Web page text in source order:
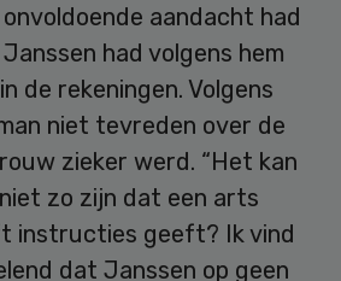
aandacht had
had volgens hem
de rekeningen. Volgens
niet tevreden over de
zieker werd. “Het kan
zo zijn dat een arts
instructies geeft? Ik vind
dat Janssen op geen